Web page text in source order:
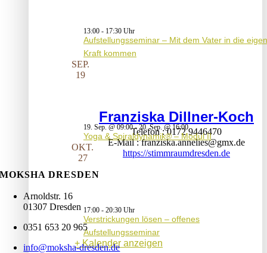
13:00 - 17:30
Aufstellungsseminar – Mit dem Vater in die
Kraft kommen
SEP.
19
19. Sep. @ 09:00- 20. Sep. @ 16:00
Yoga & Spiraldynamik® – Modul II
OKT.
27
17:00 - 20:30
Verstrickungen lösen – offenes
Aufstellungsseminar
Kalender anzeigen
Franziska Dillner-Koch
Telefon 0172 9446470
E-Mail franziska.annelies@gmx.de
https://stimmraumdresden.de
MOKSHA DRESDEN
Arnoldstr. 16
01307 Dresden
0351 653 20 965
info@moksha-dresden.de